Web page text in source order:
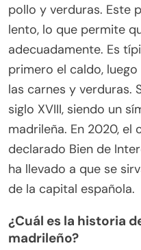
pollo y verduras. Este
lento, lo que permite
adecuadamente. Es
primero el caldo,
las carnes y verduras.
siglo XVIII, siendo un
madrileña. En 2020,
declarado Bien de
ha llevado a que se
de la capital española.
¿Cuál es la historia
madrileño?